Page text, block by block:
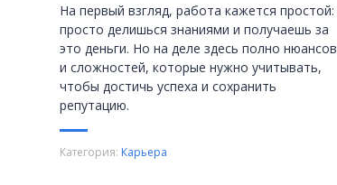
На первый взгляд, работа кажется простой:
просто делишься знаниями и получаешь за
это деньги. Но на деле здесь полно нюансов
и сложностей, которые нужно учитывать,
чтобы достичь успеха и сохранить
репутацию.
Категория: Карьера